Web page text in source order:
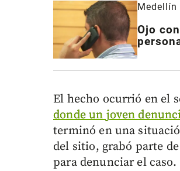
Medellín
Ojo
El hecho ocurrió en el
donde un joven
terminó en una
del sitio, grabó parte
para denunciar el caso.